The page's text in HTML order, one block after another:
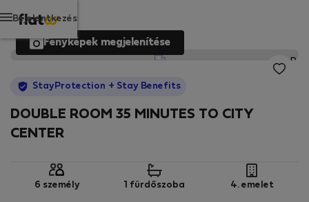
Bejelentkezés
Fényképek megjelenítése
StayProtection + Stay Benefits
DOUBLE ROOM 35 MINUTES TO CITY
CENTER
6 személy 1 fürdőszoba 4. emelet